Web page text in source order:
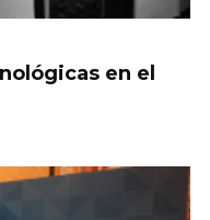
en el